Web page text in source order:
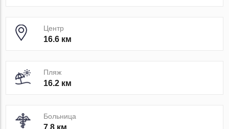
Центр
16.6 км
Пляж
16.2 км
Больница
7.8 км